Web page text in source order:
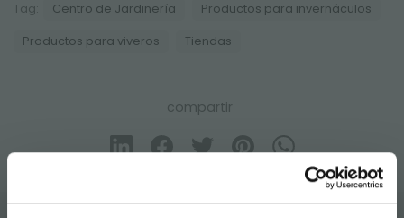
Tag: Centro de Jardinería Productos para invernáculos
Productos para viveros Tiendas
compartir